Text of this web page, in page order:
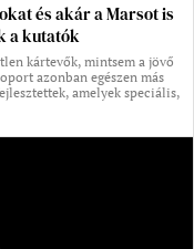
és akár a Marsot is
a kutatók
kártevők, mintsem a jövő
azonban egészen más
amelyek speciális,